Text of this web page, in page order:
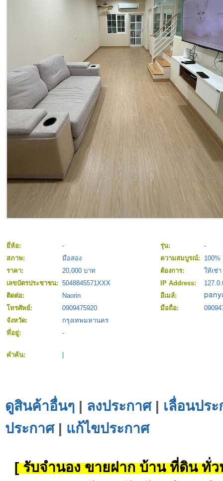
ยี่ห้อ: - รุ่น:
-
สภาพ:
มือสอง ความสมบูรณ์:
100%
ราคา:
20,000 บาท ต้องการ:
ให้เช่า
เลขบัตรประชาชน: 5048845571XXX IP Address:
ติดต่อ:
Naorin
อีเมล์:
โทรศัพย์:
0909475920 มือถือ:
จังหวัด:
กรุงเทพมหานคร
ที่อยู่:
-
คำค้น:
ดูสินค้าอื่นๆ | ลงประกาศ| เลื่อนปร
ประกาศ| แก้ไขประกาศ
[ รับจำนอง ขายฝาก บ้าน ที่ดิน ทั่ว